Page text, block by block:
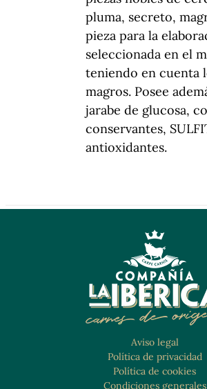
pluma, secreto,
pieza para la
seleccionada en el
teniendo en cuenta
magros. Posee
jarabe de glucosa,
conservantes,
antioxidantes.
Aviso legal
Política de privacidad
Política de cookies
Condiciones generales